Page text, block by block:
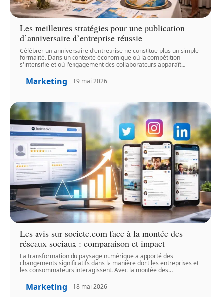
Les meilleures stratégies pour une publication
d’anniversaire d’entreprise réussie
Célébrer un anniversaire d'entreprise ne constitue plus un simple
formalité. Dans un contexte économique où la compétition
s'intensifie et où l'engagement des collaborateurs apparaît…
Marketing 19 mai 2026
Les avis sur societe.com face à la montée des
réseaux sociaux : comparaison et impact
La transformation du paysage numérique a apporté des
changements significatifs dans la manière dont les entreprises et
les consommateurs interagissent. Avec la montée des…
Marketing 18 mai 2026